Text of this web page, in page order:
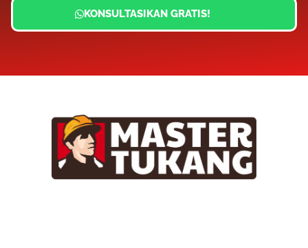
KONSULTASIKAN GRATIS!